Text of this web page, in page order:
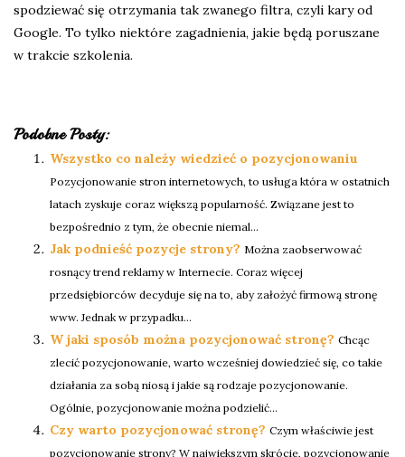
spodziewać się otrzymania tak zwanego filtra, czyli kary od
Google. To tylko niektóre zagadnienia, jakie będą poruszane
w trakcie szkolenia.
Podobne Posty:
Wszystko co należy wiedzieć o pozycjonowaniu
Pozycjonowanie stron internetowych, to usługa która w ostatnich
latach zyskuje coraz większą popularność. Związane jest to
bezpośrednio z tym, że obecnie niemal...
Jak podnieść pozycje strony? Można zaobserwować
rosnący trend reklamy w Internecie. Coraz więcej
przedsiębiorców decyduje się na to, aby założyć firmową stronę
www. Jednak w przypadku...
W jaki sposób można pozycjonować stronę? Chcąc
zlecić pozycjonowanie, warto wcześniej dowiedzieć się, co takie
działania za sobą niosą i jakie są rodzaje pozycjonowanie.
Ogólnie, pozycjonowanie można podzielić...
Czy warto pozycjonować stronę? Czym właściwie jest
pozycjonowanie strony? W największym skrócie, pozycjonowanie